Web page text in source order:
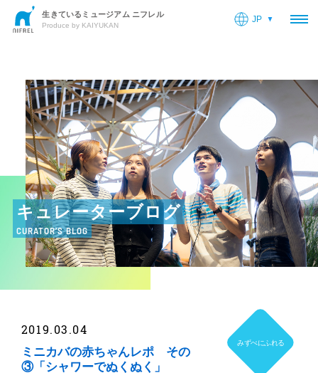
生きているミュージアム ニフレル
Produce by KAIYUKAN
JP
キュレーターブログ
CURATOR’S BLOG
みずべにふれる
2019.03.04
ミニカバの赤ちゃんレポ その
③「シャワーでぬくぬく」